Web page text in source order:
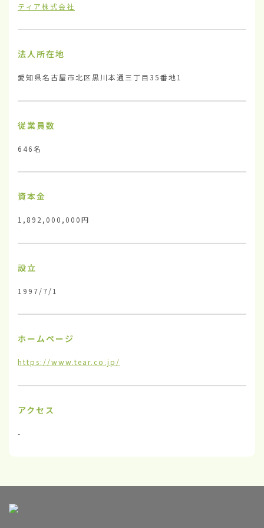
ティア株式会社
法人所在地
愛知県名古屋市北区黒川本通三丁目35番地1
従業員数
646名
資本金
1,892,000,000円
設立
1997/7/1
ホームページ
https://www.tear.co.jp/
アクセス
-